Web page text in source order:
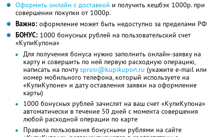
Оформить онлайн с доставкой и получить кешбэк 1000р. при
совершении покупки от 1000р.
Важно: оформление может быть недоступно за пределами РФ
БОНУС: 1000 бонусных рублей на пользовательский счет
«КупиКупона»
Для получения бонуса нужно заполнить онлайн-заявку на
карту и совершить по ней первую расходную операцию,
написать на почтуsprosi@kupikupon.ru (укажите e-mail или
номер мобильного телефона, который используете на
«КупиКупоне» и дату оставления заявки на оформление
карты)
1000 бонусных рублей зачислят на ваш счет «КупиКупона»
автоматически в течение 50 дней с момента совершения
любой расходной операции по карте
Правила пользования бонусными рублями на сайте